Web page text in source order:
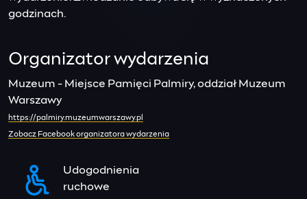
godzinach.
Organizator wydarzenia
Muzeum - Miejsce Pamięci Palmiry, oddział Muzeum
Warszawy
https://palmiry.muzeumwarszawy.pl
Zobacz Facebook organizatora wydarzenia
Udogodnienia
ruchowe